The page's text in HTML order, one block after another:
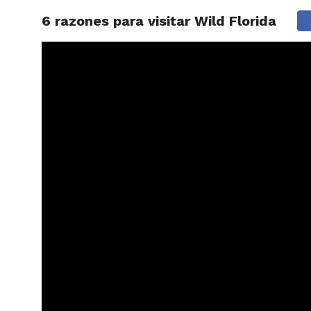
6 razones para visitar Wild Florida